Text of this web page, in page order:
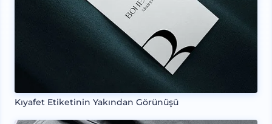
Kıyafet Etiketinin Yakından Görünüşü